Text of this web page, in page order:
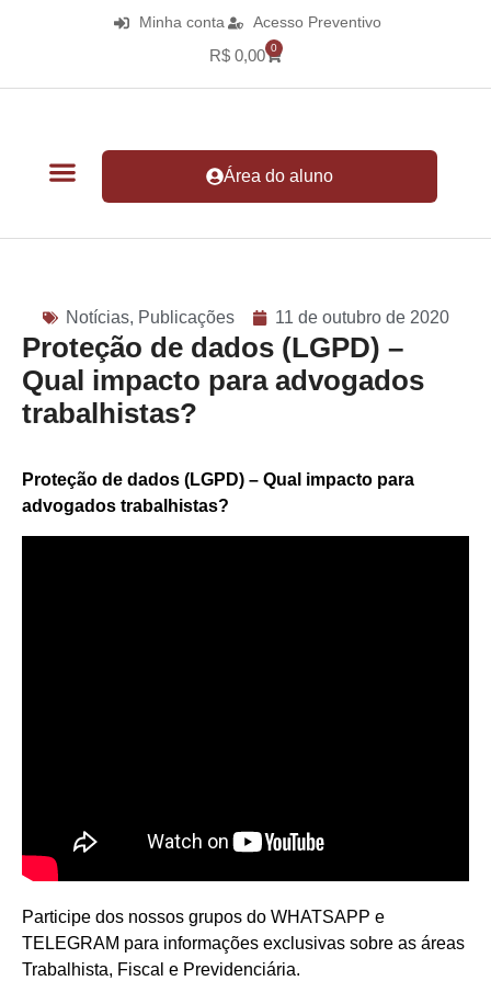
Minha conta Acesso Preventivo
R$ 0,00 0
Área do aluno
Notícias, Publicações 11 de outubro de 2020
Proteção de dados (LGPD) –
Qual impacto para advogados
trabalhistas?
Proteção de dados (LGPD) – Qual impacto para
advogados trabalhistas?
Participe dos nossos grupos do WHATSAPP e
TELEGRAM para informações exclusivas sobre as áreas
Trabalhista, Fiscal e Previdenciária.